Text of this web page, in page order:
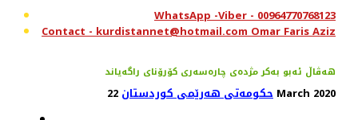
WhatsApp -Viber - 00964770768123
Contact - kurdistannet@hotmail.com Omar Faris Aziz
هه‌ڤاڵ ئه‌بو به‌كر مژده‌ی چاره‌سه‌ری کۆرۆنای راگه‌یاند
حکومەتی هەرێمی کوردستان 22 March 2020